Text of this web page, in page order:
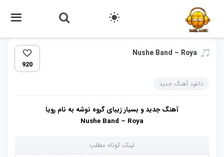
Nushe Band – Roya
920
دانلود آهنگ جدید
آهنگ جدید و بسیار زیبای گروه نوشه به نام رویا
Nushe Band – Roya
لینک کوتاه مطلب